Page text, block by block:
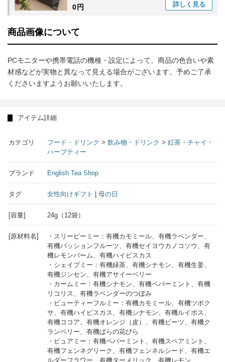
0円 詳しく 見る
商品画像について
PCモニターや携帯電話の機種・設定によって、商品の色合いや素
材感などが実物と異なって見える場合がございます。予めご了承
くださいますようお願いいたします。
アイテム詳細
カテゴリ フード・ドリンク > 飲み物・ドリンク > 紅茶・チャイ・
ハーブティー
ブランド English Tea Shop
タグ 女性向けギフト 母の日
[容量] 24g（12袋）
[原材料名]
・スリーピーミー：有機カモミール、有機ラベンダー、
有機パッションフルーツ、有機セイヨウカノコソウ、有
機レモンバーム、有機ハイビスカス
・シェイプミー：有機緑茶、有機シナモン、有機生姜、
有機ジンセン、有機アサイーベリー
・カームミー：有機シナモン、有機ペパーミント、有機
リコリス、有機ラベンダーのつぼみ
・ビューティーフルミー：有機カモミール、有機ツボク
サ、有機ハイビスカス、有機シナモン、有機ルイボス、
有機ココア、有機オレンジ（皮）、有機ビーツ、有機ク
ランベリー、有機ばらの花びら
・ピュアミー：有機ペパーミント、有機スペアミント、
有機フェンネグリーク、有機フェンネルシード、有機エ
ルダーフラワー、有機ターメリック、有機レモン